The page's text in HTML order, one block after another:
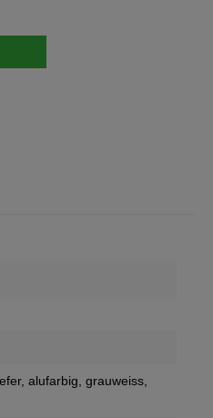
Wert ein
, alufarbig, grauweiss,